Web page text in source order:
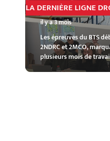
LA DERNIÈRE LIGNE
il y a 3 mois
Les épreuves du BTS
2NDRC et 2MCO,
plusieurs mois de